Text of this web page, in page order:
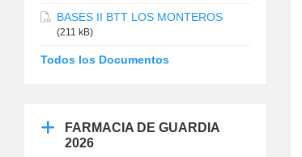
BASES II BTT LOS MONTEROS
(211 kB)
Todos los Documentos
FARMACIA DE GUARDIA
2026